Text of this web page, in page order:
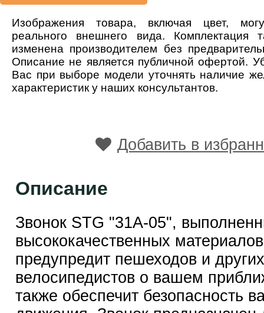
Изображения товара, включая цвет,
реального внешнего вида. Комплектация
изменена производителем без
Описание не является публичной офертой.
Вас при выборе модели уточнять наличие
характеристик у наших консультантов.
Добавить в
Описание
Звонок STG "31А-05",
высококачественных
предупредит пешеходов и других
велосипедистов о вашем
также обеспечит безопасность